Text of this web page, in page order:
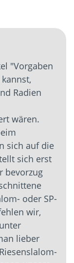
"Vorgaben
Radien
wären.
sich auf die
sich erst
bevorzug
oder SP-
wir,
lieber